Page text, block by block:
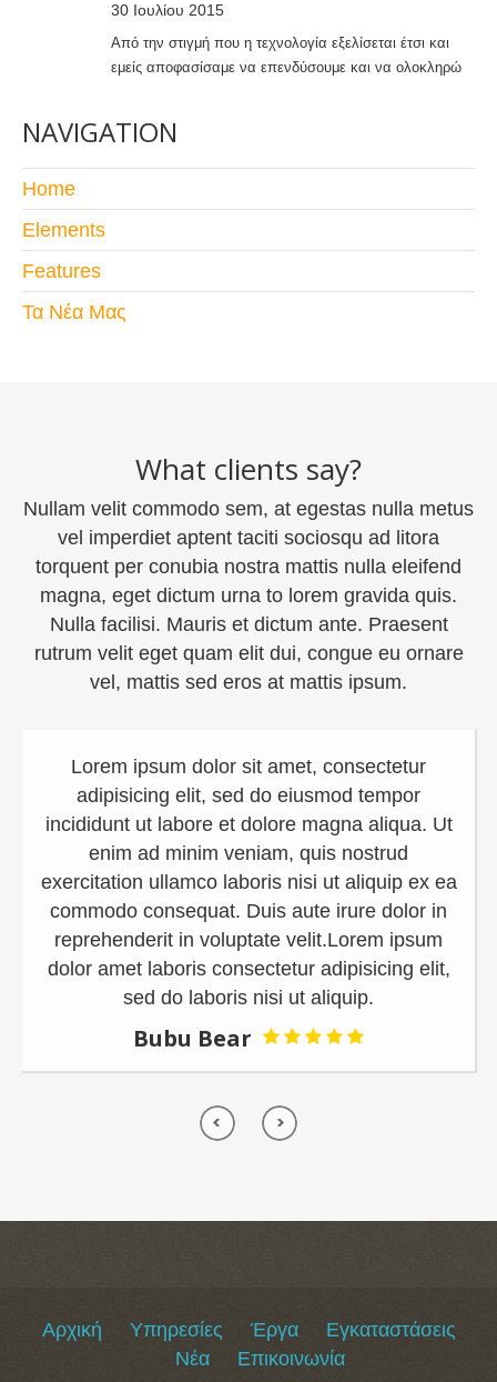
30 Ιουλίου 2015
Από την στιγμή που η τεχνολογία εξελίσεται έτσι και
εμείς αποφασίσαμε να επενδύσουμε και να ολοκληρώ
NAVIGATION
Home
Elements
Features
Τα Νέα Μας
What clients say?
Nullam velit commodo sem, at egestas nulla metus
vel imperdiet aptent taciti sociosqu ad litora
torquent per conubia nostra mattis nulla eleifend
magna, eget dictum urna to lorem gravida quis.
Nulla facilisi. Mauris et dictum ante. Praesent
rutrum velit eget quam elit dui, congue eu ornare
vel, mattis sed eros at mattis ipsum.
Lorem ipsum dolor sit amet, consectetur
adipisicing elit, sed do eiusmod tempor
ut labore et dolore magna aliqua. Ut
enim ad minim veniam, quis nostrud
ullamco laboris nisi ut aliquip ex ea
consequat. Duis aute irure dolor in
in voluptate velit.Lorem ipsum
amet laboris consectetur adipisicing elit,
sed do laboris nisi ut aliquip.
Bubu Bear
Αρχική Υπηρεσίες Έργα
Εγκαταστάσεις
Νέα
Επικοινωνία